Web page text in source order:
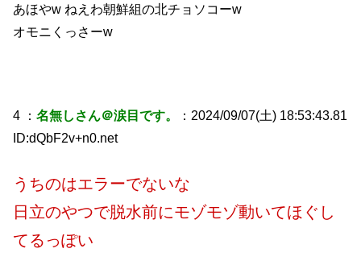
あほやw ねえわ朝鮮組の北チョソコーw
オモニくっさーw
4 ：名無しさん＠涙目です。
：2024/09/07(土) 18:53:43.81
ID:dQbF2v+n0.net
うちのはエラーでないな
日立のやつで脱水前にモゾモゾ動いてほぐし
てるっぽい